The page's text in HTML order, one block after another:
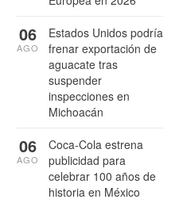
Estados Unidos podría
frenar exportación de
aguacate tras
suspender
inspecciones en
Michoacán
06
AGO
Coca-Cola estrena
publicidad para
celebrar 100 años de
historia en México
06
AGO